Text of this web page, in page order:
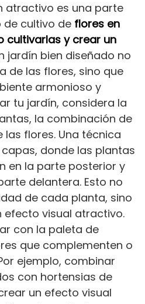
atractivo es una parte
de cultivo de flores en
cultivarlas y crear un
jardín bien diseñado no
de las flores, sino que
armonioso y
tu jardín, considera la
la combinación de
flores. Una técnica
donde las plantas
en la parte posterior y
delantera. Esto no
de cada planta, sino
efecto visual atractivo.
con la paleta de
que complementen o
ejemplo, combinar
con hortensias de
un efecto visual